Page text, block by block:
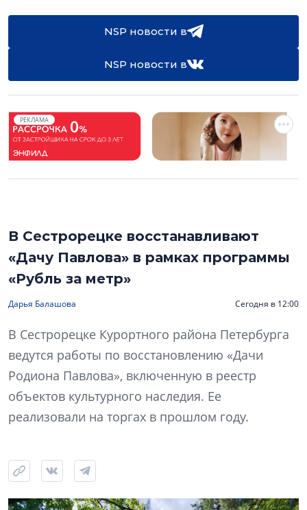
NSP новости в
NSP новости в
РЕКЛАМА
В Сестрорецке восстанавливают
«Дачу Павлова» в рамках программы
«Рубль за метр»
Дарья Балашова Сегодня в 12:00
В Сестрорецке Курортного района Петербурга
ведутся работы по восстановлению «Дачи
Родиона Павлова», включенную в реестр
объектов культурного наследия. Ее
реализовали на торгах в прошлом году.